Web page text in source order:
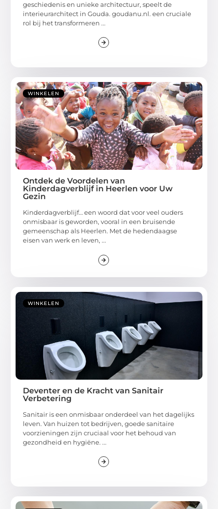
geschiedenis en unieke architectuur, speelt de
interieurarchitect in Gouda. goudanu.nl. een cruciale
rol bij het transformeren ...
WINKELEN
Ontdek de Voordelen van
Kinderdagverblijf in Heerlen voor Uw
Gezin
Kinderdagverblijf… een woord dat voor veel ouders
onmisbaar is geworden, vooral in een bruisende
gemeenschap als Heerlen. Met de hedendaagse
eisen van werk en leven, ...
WINKELEN
Deventer en de Kracht van Sanitair
Verbetering
Sanitair is een onmisbaar onderdeel van het dagelijks
leven. Van huizen tot bedrijven, goede sanitaire
voorzieningen zijn cruciaal voor het behoud van
gezondheid en hygiëne. ...